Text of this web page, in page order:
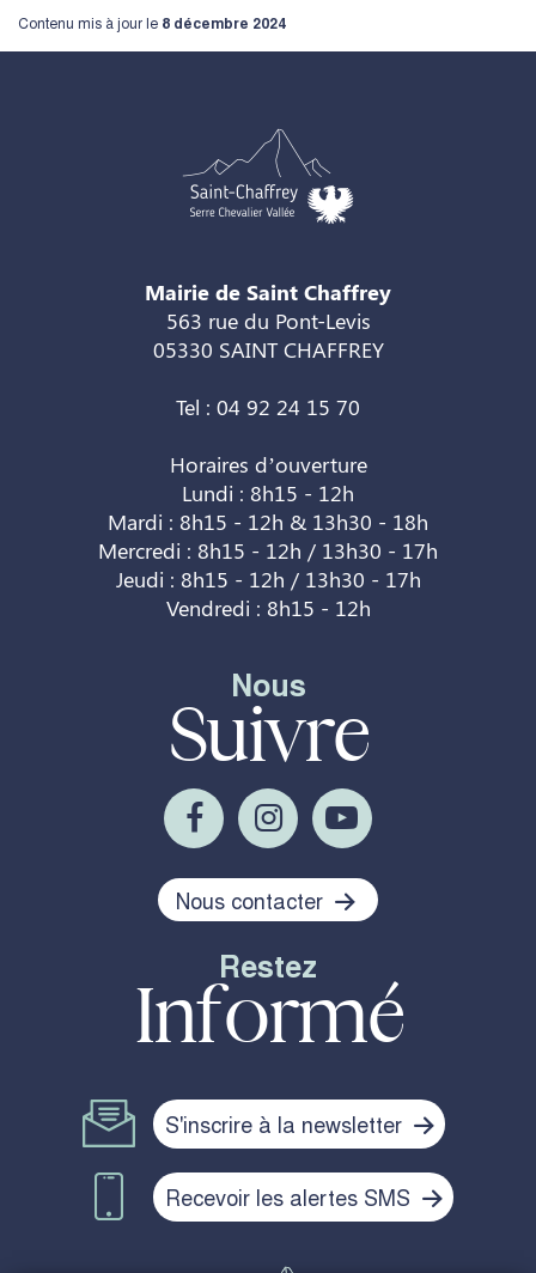
Contenu mis à jour le 8 décembre 2024
Mairie de Saint Chaffrey
563 rue du Pont-Levis
05330 SAINT CHAFFREY
Tel : 04 92 24 15 70
Horaires d’ouverture
Lundi : 8h15 - 12h
Mardi : 8h15 - 12h & 13h30 - 18h
Mercredi : 8h15 - 12h / 13h30 - 17h
Jeudi : 8h15 - 12h / 13h30 - 17h
Vendredi : 8h15 - 12h
Nous
Suivre
Nous contacter
Restez
Informé
S'inscrire à la newsletter
Recevoir les alertes SMS